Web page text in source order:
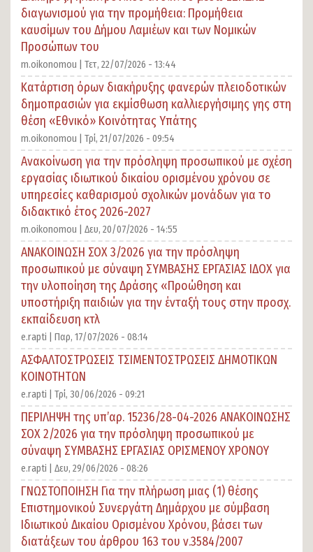
διαγωνισμού για την προμήθεια: Προμήθεια
καυσίμων του Δήμου Λαμιέων και των Νομικών
Προσώπων του
m.oikonomou | Τετ, 22/07/2026 - 13:44
Κατάρτιση όρων διακήρυξης φανερών πλειοδοτικών
δημοπρασιών για εκμίσθωση καλλιεργήσιμης γης στη
θέση «Εθνικό» Κοινότητας Υπάτης
m.oikonomou | Τρί, 21/07/2026 - 09:54
Ανακοίνωση για την πρόσληψη προσωπικού με σχέση
εργασίας ιδιωτικού δικαίου ορισμένου χρόνου σε
υπηρεσίες καθαρισμού σχολικών μονάδων για το
διδακτικό έτος 2026-2027
m.oikonomou | Δευ, 20/07/2026 - 14:55
ΑΝΑΚΟΙΝΩΣΗ ΣΟΧ 3/2026 για την πρόσληψη
προσωπικού με σύναψη ΣΥΜΒΑΣΗΣ ΕΡΓΑΣΙΑΣ ΙΔΟΧ για
την υλοποίηση της Δράσης «Προώθηση και
υποστήριξη παιδιών για την ένταξή τους στην προσχ.
εκπαίδευση κτλ
e.rapti | Παρ, 17/07/2026 - 08:14
ΑΣΦΑΛΤΟΣΤΡΩΣΕΙΣ ΤΣΙΜΕΝΤΟΣΤΡΩΣΕΙΣ ΔΗΜΟΤΙΚΩΝ
ΚΟΙΝΟΤΗΤΩΝ
e.rapti | Τρί, 30/06/2026 - 09:21
ΠΕΡΙΛΗΨΗ της υπ’αρ. 15236/28-04-2026 ΑΝΑΚΟΙΝΩΣΗΣ
ΣΟΧ 2/2026 για την πρόσληψη προσωπικού με
σύναψη ΣΥΜΒΑΣΗΣ ΕΡΓΑΣΙΑΣ ΟΡΙΣΜΕΝΟΥ ΧΡΟΝΟΥ
e.rapti | Δευ, 29/06/2026 - 08:26
ΓΝΩΣΤΟΠΟΙΗΣΗ Για την πλήρωση μιας (1) θέσης
Επιστημονικού Συνεργάτη Δημάρχου με σύμβαση
Ιδιωτικού Δικαίου Ορισμένου Χρόνου, βάσει των
διατάξεων του άρθρου 163 του ν.3584/2007